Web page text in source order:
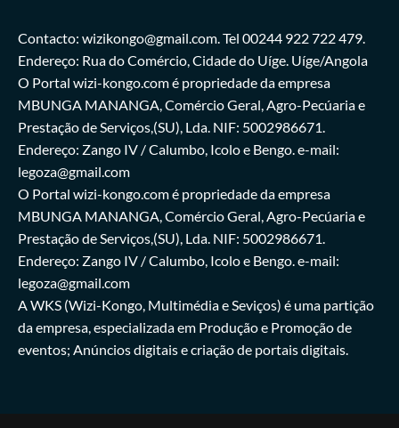
Contacto: wizikongo@gmail.com. Tel 00244 922 722 479.
Endereço: Rua do Comércio, Cidade do Uíge. Uíge/Angola
O Portal wizi-kongo.com é propriedade da empresa
MBUNGA MANANGA, Comércio Geral, Agro-Pecúaria e
Prestação de Serviços,(SU), Lda. NIF: 5002986671.
Endereço: Zango IV / Calumbo, Icolo e Bengo. e-mail:
legoza@gmail.com
O Portal wizi-kongo.com é propriedade da empresa
MBUNGA MANANGA, Comércio Geral, Agro-Pecúaria e
Prestação de Serviços,(SU), Lda. NIF: 5002986671.
Endereço: Zango IV / Calumbo, Icolo e Bengo. e-mail:
legoza@gmail.com
A WKS (Wizi-Kongo, Multimédia e Seviços) é uma partição
da empresa, especializada em Produção e Promoção de
eventos; Anúncios digitais e criação de portais digitais.